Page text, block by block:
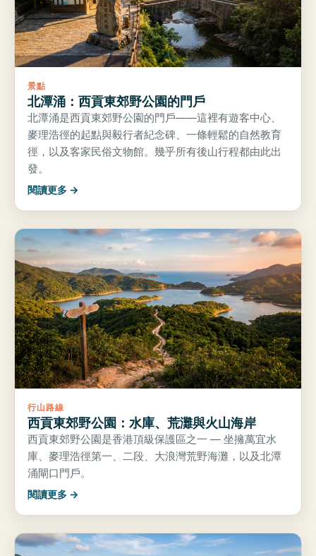
景點
北潭涌：西貢東郊野公園的門戶
北潭涌是西貢東郊野公園的門戶——這裡有遊客中心、
麥理浩徑的起點與毅行者紀念碑、一條輕鬆的自然教育
徑，以及客家民俗文物館。幾乎所有後山行程都由此出
發。
閱讀更多 →
行山路線
西貢東郊野公園：水庫、荒灘與火山海岸
西貢東郊野公園是香港頂級保護區之一 — 坐擁萬宜水
庫、麥理浩徑第一、二段、大浪灣荒野海灘，以及北潭
涌閘口門戶。
閱讀更多 →